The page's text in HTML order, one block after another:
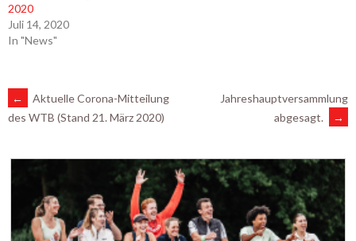
2020
Juli 14, 2020
In "News"
ARTIKEL-
NAVIGATION
←
Aktuelle Corona-Mitteilung
des WTB (Stand 21. März 2020)
Jahreshauptversammlung
abgesagt.
→